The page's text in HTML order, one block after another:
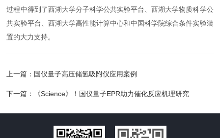
过程中得到了西湖大学分子科学公共实验平台、西湖大学物质科学公
共实验平台、西湖大学高性能计算中心和中国科学院综合条件实验装
置的大力支持。
上一篇： 国仪量子高压储氢吸附仪应用案例
下一篇： 《Science》！国仪量子EPR助力催化反应机理研究